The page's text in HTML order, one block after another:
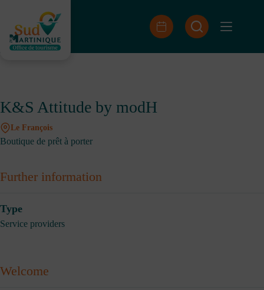
content
K&S Attitude by modH
Le François
Boutique de prêt à porter
Further information
Type
Service providers
Welcome